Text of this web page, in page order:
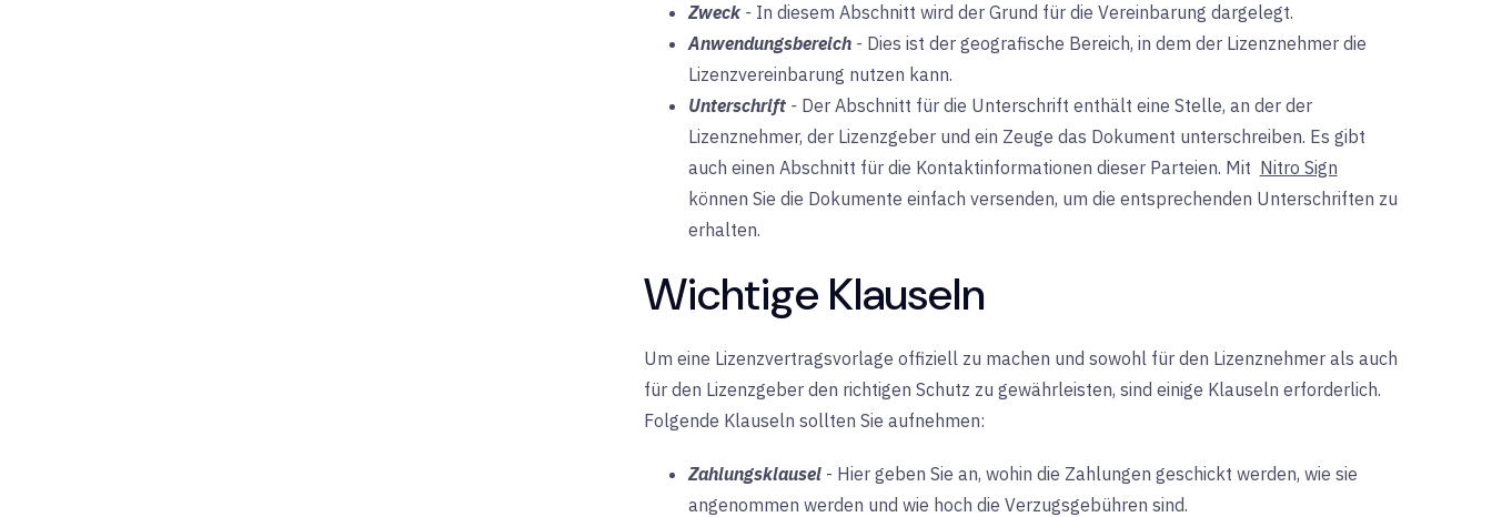
Zweck- In diesem Abschnitt wird der Grund für die Vereinbarung dargelegt.
Anwendungsbereich- Dies ist der geografische Bereich, in dem der Lizenznehmer die
Lizenzvereinbarung nutzen kann.
Unterschrift- Der Abschnitt für die Unterschrift enthält eine Stelle, an der der
Lizenznehmer, der Lizenzgeber und ein Zeuge das Dokument unterschreiben. Es gibt
auch einen Abschnitt für die Kontaktinformationen dieser Parteien. Mit Nitro Sign
können Sie die Dokumente einfach versenden, um die entsprechenden Unterschriften zu
erhalten.
Wichtige Klauseln
Um eine Lizenzvertragsvorlage offiziell zu machen und sowohl für den Lizenznehmer als auch
für den Lizenzgeber den richtigen Schutz zu gewährleisten, sind einige Klauseln erforderlich.
Folgende Klauseln sollten Sie aufnehmen:
Zahlungsklausel- Hier geben Sie an, wohin die Zahlungen geschickt werden, wie sie
angenommen werden und wie hoch die Verzugsgebühren sind.